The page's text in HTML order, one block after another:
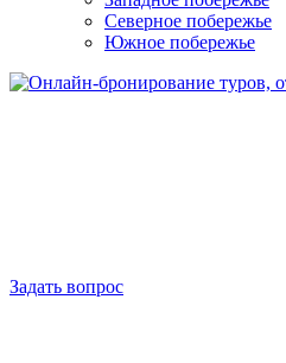
Северное побережье
Южное побережье
Задать вопрос